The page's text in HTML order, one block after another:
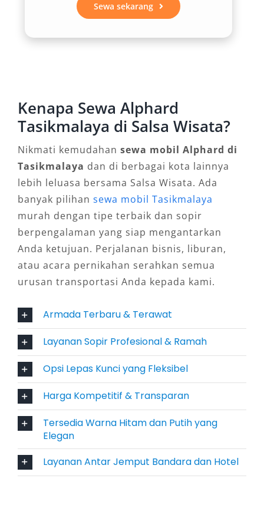
lebih berkelas dengan Alphard. Interior
mewah, eksterior elegan warna hitam dan
putih, serta kesan eksklusif menjadikan rental
3. Kepraktisan untuk Antar
Jemput Bandara dan Tamu VIP
Layanan antar jemput Bandara Kertajati dan
Husein Sastranegara kini banyak menggunakan
armada Alphard karena mampu memberikan
pengalaman perjalanan yang aman, nyaman,
dan berkelas. Baik untuk tamu perusahaan,
keluarga pejabat, maupun wisatawan eksklusif,
sewa mobil Alphard Tasikmalaya menghadirkan
citra yang sangat positif.
Lepas Kunci
Untuk pengguna yang mengutamakan privasi,
tersedia opsi sewa Alphard lepas kunci
Tasikmalaya. Namun bagi yang ingin menikmati
kenyamanan tanpa repot menyetir, tersedia
juga layanan Alphard dengan sopir
Tasikmalaya yang profesional dan
berpengalaman. Pilihan fleksibel ini membuat
layanan rental bisa disesuaikan dengan
Sewa sekarang
Kenapa Sewa Alphard
Tasikmalaya di Salsa Wisata?
Nikmati kemudahan sewa mobil Alphard di
Tasikmalaya dan di berbagai kota lainnya
lebih leluasa bersama Salsa Wisata. Ada
banyak pilihan sewa mobil Tasikmalaya
murah dengan tipe terbaik dan sopir
berpengalaman yang siap mengantarkan
Anda ketujuan. Perjalanan bisnis, liburan,
atau acara pernikahan serahkan semua
urusan transportasi Anda kepada kami.
Armada Terbaru & Terawat
Layanan Sopir Profesional & Ramah
Opsi Lepas Kunci yang Fleksibel
Harga Kompetitif & Transparan
Tersedia Warna Hitam dan Putih yang
Elegan
Layanan Antar Jemput Bandara dan Hotel